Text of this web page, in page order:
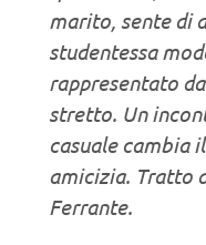
marito, sente di
studentessa
rappresentato
stretto. Un
casuale cambia
amicizia. Tratto
Ferrante.